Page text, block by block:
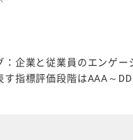
企業と従業員のエンゲー
す指標評価段階はAAA～